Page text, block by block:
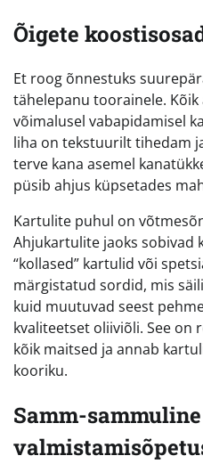
Õigete
Et roog õnnestuks
tähelepanu toorainele. Kõik
võimalusel vabapidamisel
liha on tekstuurilt tihedam
terve kana asemel
püsib ahjus küpsetades
Kartulite puhul on
Ahjukartulite jaoks sobivad
“kollased” kartulid või
märgistatud sordid, mis
kuid muutuvad seest
kvaliteetset oliiviõli. See on
kõik maitsed ja annab
kooriku.
Samm-sammuline